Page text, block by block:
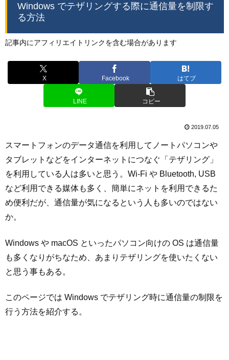
Windows でテザリングする際に通信量を制限す
る方法
記事内にアフィリエイトリンクを含む場合があります
X Facebook はてブ
LINE コピー
2019.07.05
スマートフォンのデータ通信を利用してノートパソコンや
タブレットなどをインターネットにつなぐ「テザリング」
を利用している人は多いと思う。Wi-Fi や Bluetooth, USB
など利用できる媒体も多く、簡単にネットを利用できるた
め便利だが、通信量が気になるという人も多いのではない
か。
Windows や macOS といったパソコン向けの OS は通信量
も多くなりがちなため、あまりテザリングを使いたくない
と思う事もある。
このページでは Windows でテザリング時に通信量の制限を
行う方法を紹介する。